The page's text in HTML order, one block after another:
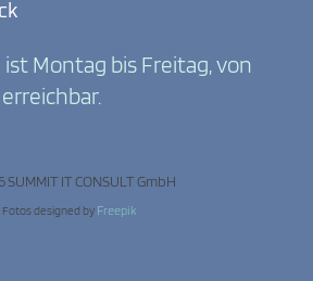
Montag bis Freitag, von
SUMMIT IT CONSULT GmbH
Fotos designed by Freepik